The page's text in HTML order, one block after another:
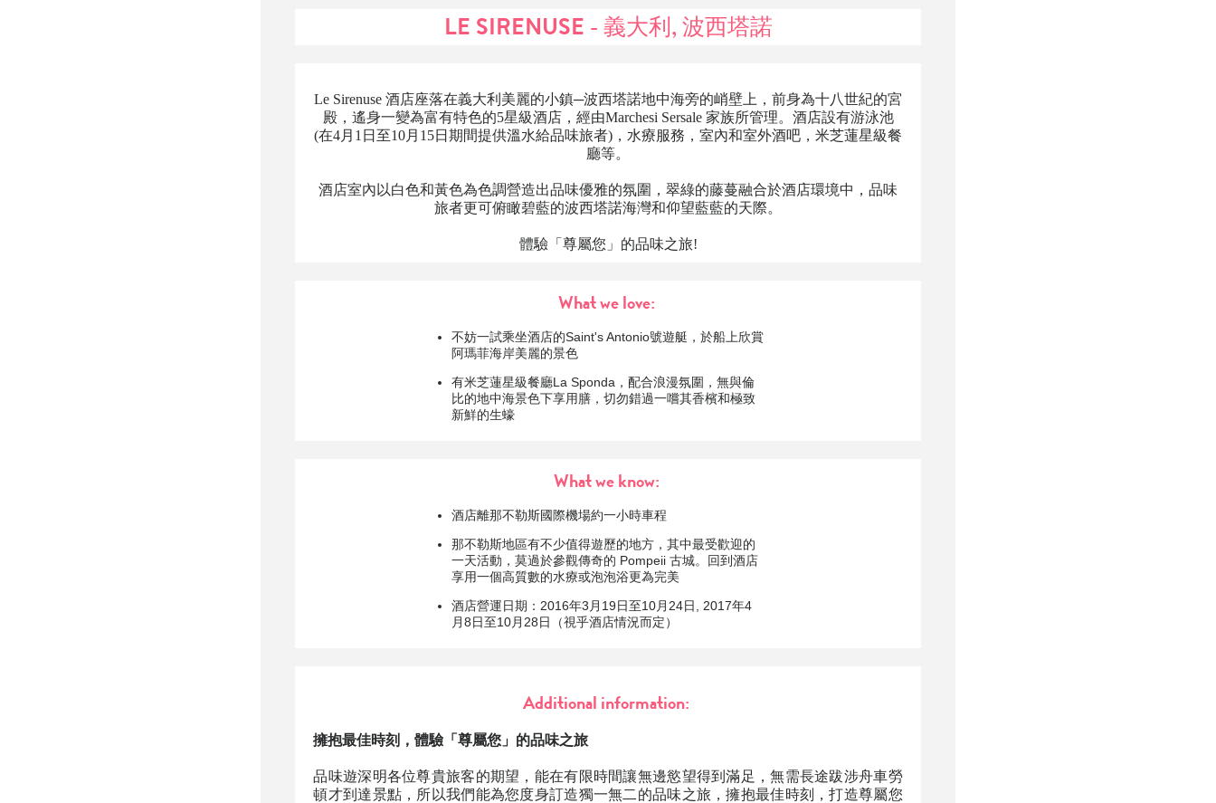
LE SIRENUSE - 義大利, 波西塔諾
Le Sirenuse 酒店座落在義大利美麗的小鎮─波西塔諾地中海旁的峭壁上，前身為十八世紀的宮
殿，遙身一變為富有特色的5星級酒店，經由Marchesi Sersale 家族所管理。酒店設有游泳池
(在4月1日至10月15日期間提供溫水給品味旅者)，水療服務，室內和室外酒吧，米芝蓮星級餐
廳等。
酒店室內以白色和黃色為色調營造出品味優雅的氛圍，翠綠的藤蔓融合於酒店環境中，品味
旅者更可俯瞰碧藍的波西塔諾海灣和仰望藍藍的天際。
體驗「尊屬您」的品味之旅!
What we love:
不妨一試乘坐酒店的Saint's Antonio號遊艇，於船上欣賞
阿瑪菲海岸美麗的景色
有米芝蓮星級餐廳La Sponda，配合浪漫氛圍，無與倫
比的地中海景色下享用膳，切勿錯過一嚐其香檳和極致
新鮮的生蠔
What we know:
酒店離那不勒斯國際機場約一小時車程
那不勒斯地區有不少值得遊歷的地方，其中最受歡迎的
一天活動，莫過於參觀傳奇的 Pompeii 古城。回到酒店
享用一個高質數的水療或泡泡浴更為完美
酒店營運日期：2016年3月19日至10月24日, 2017年4
月8日至10月28日（視乎酒店情況而定）
Additional information:
擁抱最佳時刻，體驗「尊屬您」的品味之旅
品味遊深明各位尊貴旅客的期望，能在有限時間讓無邊慾望得到滿足，無需長途跋涉舟車勞
頓才到達景點，所以我們能為您度身訂造獨一無二的品味之旅，擁抱最佳時刻，打造尊屬您